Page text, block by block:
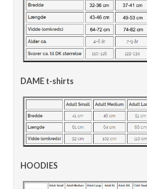
DAME t-shirts
HOODIES